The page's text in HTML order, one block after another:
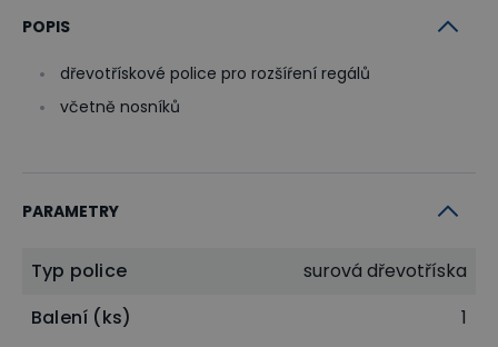
POPIS
dřevotřískové police pro rozšíŕení regálů
včetně nosníků
PARAMETRY
Typ police
surová dřevotříska
Balení (ks)
1